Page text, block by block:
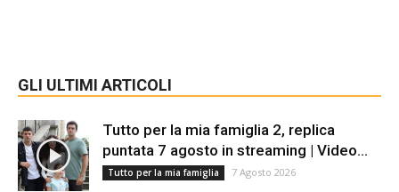
GLI ULTIMI ARTICOLI
Tutto per la mia famiglia 2, replica
puntata 7 agosto in streaming | Video...
Tutto per la mia famiglia 7 Agosto 2026